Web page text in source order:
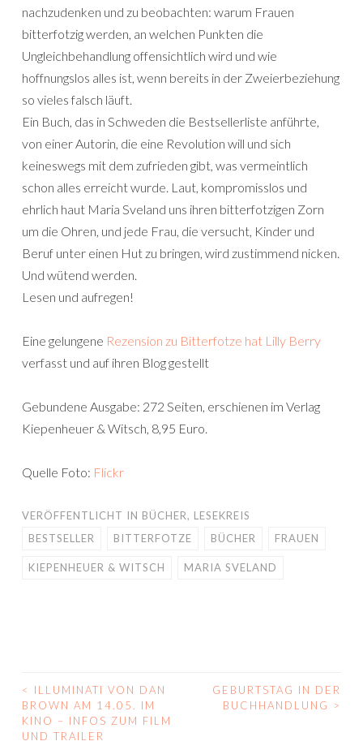
nachzudenken und zu beobachten: warum Frauen
bitterfotzig werden, an welchen Punkten die
Ungleichbehandlung offensichtlich wird und wie
hoffnungslos alles ist, wenn bereits in der Zweierbeziehung
so vieles falsch läuft.
Ein Buch, das in Schweden die Bestsellerliste anführte,
von einer Autorin, die eine Revolution will und sich
keineswegs mit dem zufrieden gibt, was vermeintlich
schon alles erreicht wurde. Laut, kompromisslos und
ehrlich haut Maria Sveland uns ihren bitterfotzigen Zorn
um die Ohren, und jede Frau, die versucht, Kinder und
Beruf unter einen Hut zu bringen, wird zustimmend nicken.
Und wütend werden.
Lesen und aufregen!
Eine gelungene Rezension zu Bitterfotze hat Lilly Berry
verfasst und auf ihren Blog gestellt
Gebundene Ausgabe: 272 Seiten, erschienen im Verlag
Kiepenheuer & Witsch, 8,95 Euro.
Quelle Foto: Flickr
VERÖFFENTLICHT IN BÜCHER, LESEKREIS
BESTSELLER
BITTERFOTZE BÜCHER FRAUEN
KIEPENHEUER & WITSCH MARIA SVELAND
BEITRAGS-
NAVIGATION
<
ILLUMINATI VON DAN
BROWN AM 14.05. IM
KINO – INFOS ZUM FILM
UND TRAILER
GEBURTSTAG IN DER
BUCHHANDLUNG
>